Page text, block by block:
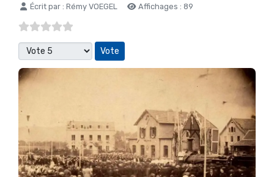
Détails
Écrit par : Rémy VOEGEL Affichages : 89
Veuillez voter